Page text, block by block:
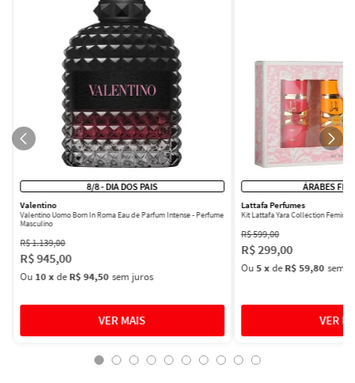
8/8 - DIA DOS PAIS
Valentino
Valentino Uomo Born In Roma Eau de Parfum Intense - Perfume
Masculino
R$1.139,00
R$945,00
Ou 10xdeR$ 94,50 sem juros
ÁRABES
Lattafa Perfumes
Kit Lattafa Yara Collection
R$599,00
R$ 299,00
Ou5xdeR$ 59,80 sem